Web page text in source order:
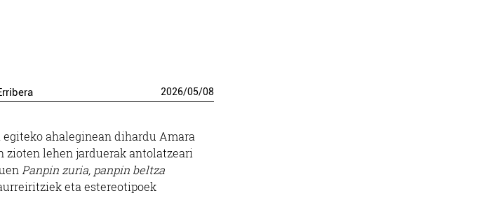
2026/05/08
ahaleginean dihardu Amara
zioten lehen jarduerak antolatzeari
Panpin zuria, panpin beltza
eta estereotipoek